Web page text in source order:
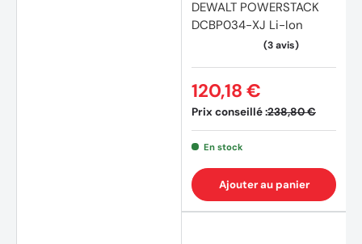
DEWALT POWERSTACK
DCBP034-XJ Li-Ion
Prix conseillé :238,80 €
120,18 €
En stock
Ajouter au panier